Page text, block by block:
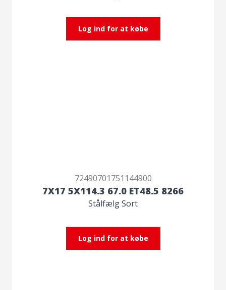
Log ind for at købe
72490701751144900
7X17 5X114.3 67.0 ET48.5 8266
Stålfælg Sort
Log ind for at købe